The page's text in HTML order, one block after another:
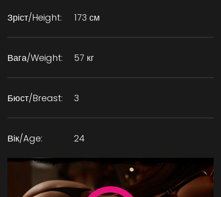
Зріст/Height: 173 см
Вага/Weight: 57 кг
Бюст/Breast: 3
Вік/Age: 24